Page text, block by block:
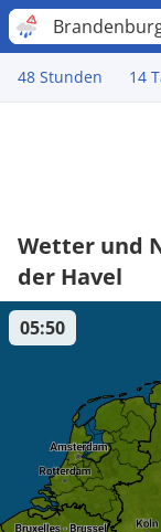
48 Stunden 14
Wetter und
der Havel
05:50